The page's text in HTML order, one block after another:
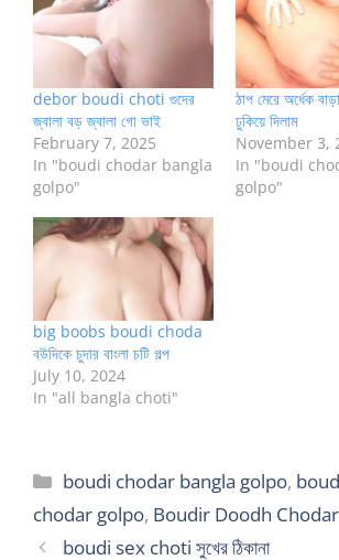
debor boudi choti গুদের
জ্বালা বড় জ্বালা গো ভাই
February 7, 2025
In "boudi chodar bangla
golpo"
ঠাপ মেরে অর্ধেক
ঢুকিয়ে দিলাম
November 3,
In "boudi
golpo"
big boobs boudi choda
বউদিকে চুদার বাংলা চটি গল্প
July 10, 2024
In "all bangla choti"
Categories
boudi chodar bangla golpo,
chodar golpo, Boudir Doodh
boudi sex choti সুখের ঠিকানা